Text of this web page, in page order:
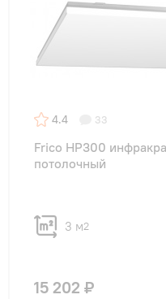
4.4 33
Frico HP300
потолочный
3 м2
15 202 ₽